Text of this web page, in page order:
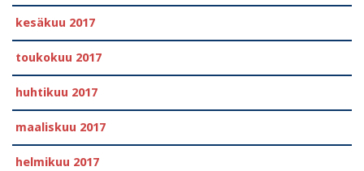
kesäkuu 2017
toukokuu 2017
huhtikuu 2017
maaliskuu 2017
helmikuu 2017